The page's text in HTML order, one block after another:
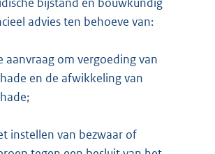
advies ten behoeve van:
aanvraag om vergoeding van
en de afwikkeling van
instellen van bezwaar of